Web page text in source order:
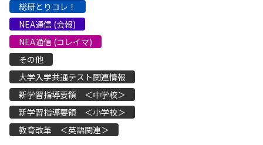
総研とりコレ！
NEA通信 (会報)
NEA通信 (コレイマ)
その他
大学入学共通テスト関連情報
新学習指導要領 ＜中学校＞
新学習指導要領 ＜小学校＞
教育改革 ＜英語関連＞